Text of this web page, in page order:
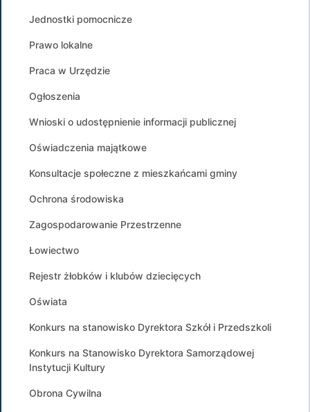
Jednostki pomocnicze
Prawo lokalne
Praca w Urzędzie
Ogłoszenia
Wnioski o udostępnienie informacji publicznej
Oświadczenia majątkowe
Konsultacje społeczne z mieszkańcami gminy
Ochrona środowiska
Zagospodarowanie Przestrzenne
Łowiectwo
Rejestr żłobków i klubów dziecięcych
Oświata
Konkurs na stanowisko Dyrektora Szkół i Przedszkoli
Konkurs na Stanowisko Dyrektora Samorządowej
Instytucji Kultury
Obrona Cywilna